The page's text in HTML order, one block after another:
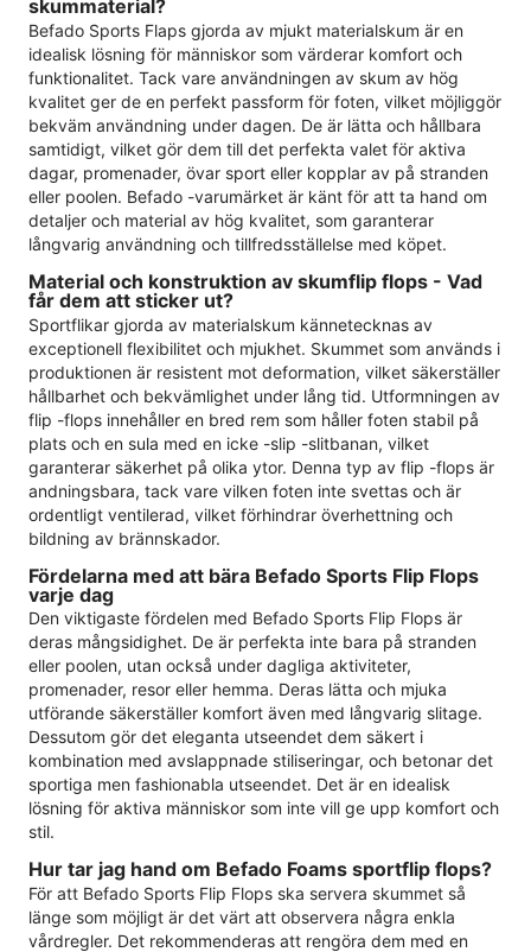
skummaterial?
Befado Sports Flaps gjorda av mjukt materialskum är en
idealisk lösning för människor som värderar komfort och
funktionalitet. Tack vare användningen av skum av hög
kvalitet ger de en perfekt passform för foten, vilket möjliggör
bekväm användning under dagen. De är lätta och hållbara
samtidigt, vilket gör dem till det perfekta valet för aktiva
dagar, promenader, övar sport eller kopplar av på stranden
eller poolen. Befado -varumärket är känt för att ta hand om
detaljer och material av hög kvalitet, som garanterar
långvarig användning och tillfredsställelse med köpet.
Material och konstruktion av skumflip flops - Vad
får dem att sticker ut?
Sportflikar gjorda av materialskum kännetecknas av
exceptionell flexibilitet och mjukhet. Skummet som används i
produktionen är resistent mot deformation, vilket säkerställer
hållbarhet och bekvämlighet under lång tid. Utformningen av
flip -flops innehåller en bred rem som håller foten stabil på
plats och en sula med en icke -slip -slitbanan, vilket
garanterar säkerhet på olika ytor. Denna typ av flip -flops är
andningsbara, tack vare vilken foten inte svettas och är
ordentligt ventilerad, vilket förhindrar överhettning och
bildning av brännskador.
Fördelarna med att bära Befado Sports Flip Flops
varje dag
Den viktigaste fördelen med Befado Sports Flip Flops är
deras mångsidighet. De är perfekta inte bara på stranden
eller poolen, utan också under dagliga aktiviteter,
promenader, resor eller hemma. Deras lätta och mjuka
utförande säkerställer komfort även med långvarig slitage.
Dessutom gör det eleganta utseendet dem säkert i
kombination med avslappnade stiliseringar, och betonar det
sportiga men fashionabla utseendet. Det är en idealisk
lösning för aktiva människor som inte vill ge upp komfort och
stil.
Hur tar jag hand om Befado Foams sportflip flops?
För att Befado Sports Flip Flops ska servera skummet så
länge som möjligt är det värt att observera några enkla
vårdregler. Det rekommenderas att rengöra dem med en